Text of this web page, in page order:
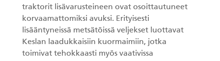
traktorit lisävarusteineen ovat osoittautuneet
korvaamattomiksi avuksi. Erityisesti
lisääntyneissä metsätöissä veljekset luottavat
Keslan laadukkaisiin kuormaimiin, jotka
toimivat tehokkaasti myös vaativissa